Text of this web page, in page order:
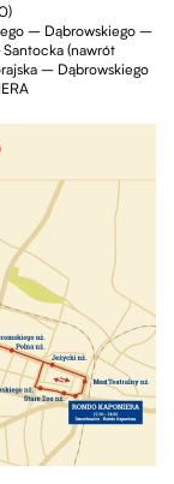
– Dąbrowskiego –
(nawrót
– Dąbrowskiego